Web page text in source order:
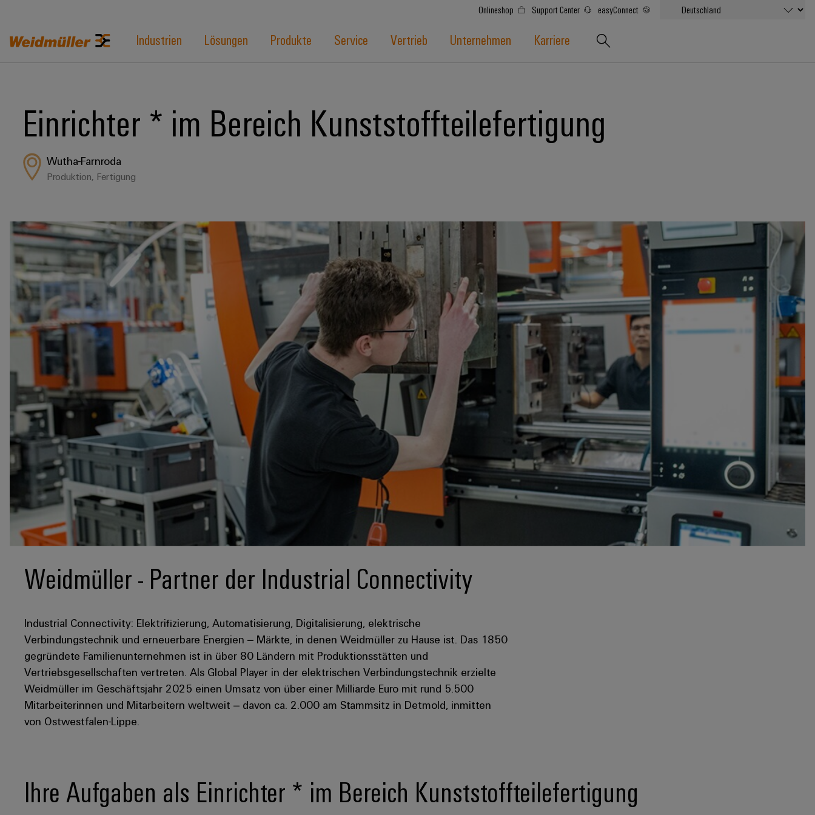
Onlineshop Support Center easyConnect
Industrien Lösungen Produkte Service Vertrieb Unternehmen Karriere
Einrichter * im Bereich Kunststoffteilefertigung
Wutha-Farnroda
Produktion, Fertigung
Weidmüller - Partner der Industrial Connectivity
Industrial Connectivity: Elektrifizierung, Automatisierung, Digitalisierung, elektrische
Verbindungstechnik und erneuerbare Energien – Märkte, in denen Weidmüller zu Hause ist. Das 1850
gegründete Familienunternehmen ist in über 80 Ländern mit Produktionsstätten und
Vertriebsgesellschaften vertreten. Als Global Player in der elektrischen Verbindungstechnik erzielte
Weidmüller im Geschäftsjahr 2025 einen Umsatz von über einer Milliarde Euro mit rund 5.500
Mitarbeiterinnen und Mitarbeitern weltweit – davon ca. 2.000 am Stammsitz in Detmold, inmitten
von Ostwestfalen-Lippe.
Ihre Aufgaben als Einrichter * im Bereich Kunststoffteilefertigung